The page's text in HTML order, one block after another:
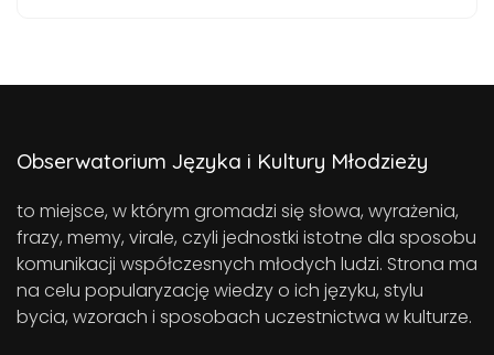
Obserwatorium Języka i Kultury Młodzieży
to miejsce, w którym gromadzi się słowa, wyrażenia,
frazy, memy, virale, czyli jednostki istotne dla sposobu
komunikacji współczesnych młodych ludzi. Strona ma
na celu popularyzację wiedzy o ich języku, stylu
bycia, wzorach i sposobach uczestnictwa w kulturze.